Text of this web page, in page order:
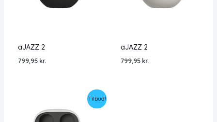
aJAZZ 2
799,95 kr.
aJAZZ 2
799,95 kr.
Tilbud!